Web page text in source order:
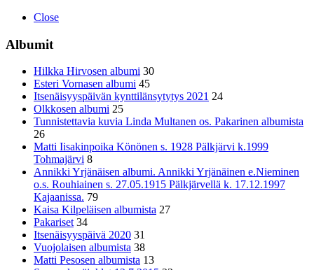
Close
Albumit
Hilkka Hirvosen albumi 30
Esteri Vornasen albumi 45
Itsenäisyyspäivän kynttilänsytytys 2021 24
Olkkosen albumi 25
Tunnistettavia kuvia Linda Multanen os. Pakarinen albumista
26
Matti Iisakinpoika Könönen s. 1928 Pälkjärvi k.1999
Tohmajärvi 8
Annikki Yrjänäisen albumi. Annikki Yrjänäinen e.Nieminen
o.s. Rouhiainen s. 27.05.1915 Pälkjärvellä k. 17.12.1997
Kajaanissa. 79
Kaisa Kilpeläisen albumista 27
Pakariset 34
Itsenäisyyspäivä 2020 31
Vuojolaisen albumista 38
Matti Pesosen albumista 13